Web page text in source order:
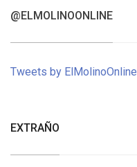
@ELMOLINOONLINE
Tweets by ElMolinoOnline
EXTRAÑO